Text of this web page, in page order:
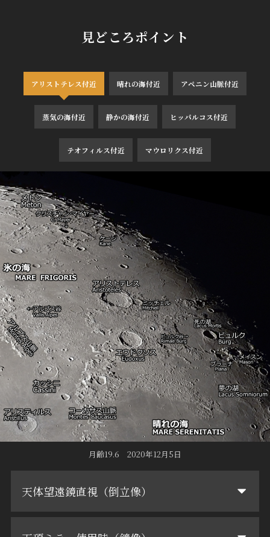
見どころポイント
アリストテレス付近 晴れの海付近 アペニン山脈付近
蒸気の海付近 静かの海付近 ヒッパルコス付近
テオフィルス付近 マウロリクス付近
月齢19.6 2020年12月5日
天体望遠鏡直視（倒立像）